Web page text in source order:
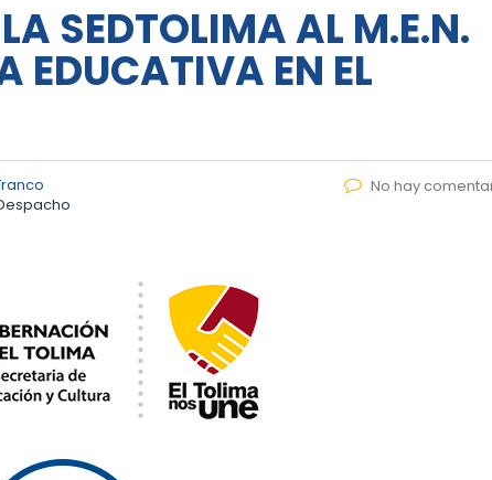
SEDTOLIMA AL M.E.N.
EDUCATIVA EN EL
No hay